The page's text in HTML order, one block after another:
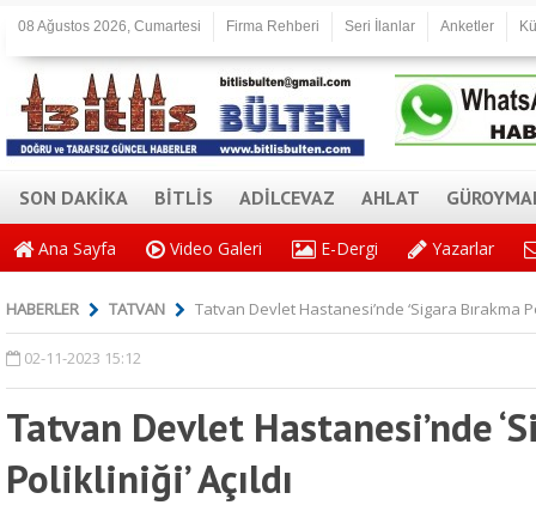
08 Ağustos 2026, Cumartesi Firma Rehberi Seri İlanlar Anketler
SON DAKİKA BİTLİS ADİLCEVAZ AHLAT
Ana Sayfa Video Galeri E-Dergi Yazarlar
HABERLER TATVAN Tatvan Devlet Hastanesi’nde ‘Sigara Bırakma
02-11-2023 15:12
Tatvan Devlet Hastanesi’nde
Polikliniği’ Açıldı